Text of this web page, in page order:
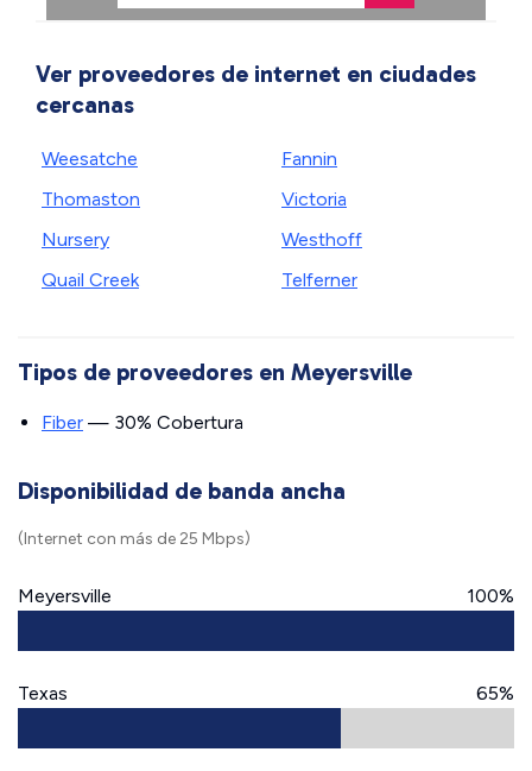
Ver proveedores de internet en ciudades
cercanas
Weesatche
Thomaston
Nursery
Quail Creek
Fannin
Victoria
Westhoff
Telferner
Tipos de proveedores en Meyersville
Fiber — 30% Cobertura
Disponibilidad de banda ancha
(Internet con más de 25 Mbps)
Meyersville 100%
Texas 65%